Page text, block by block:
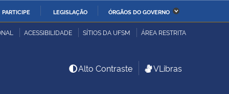
PARTICIPE LEGISLAÇÃO ÓRGÃOS DO GOVERNO
da Economia Ministério da Infraestrutura
Ministério da Ciência,
Tecnologia, Inovações e
ACESSIBILIDADE SÍTIOS DA UFSM ÁREA RESTRITA
Alto Contraste VLibras